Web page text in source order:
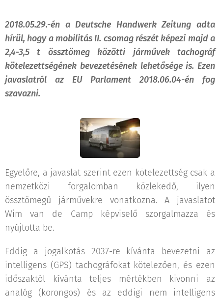
2018.05.29.-én a Deutsche Handwerk Zeitung adta
hírül, hogy a mobilitás II. csomag részét képezi majd a
2,4-3,5 t össztömeg közötti járművek tachográf
kötelezettségének bevezetésének lehetősége is. Ezen
javaslatról az EU Parlament 2018.06.04-én fog
szavazni.
Egyelőre, a javaslat szerint ezen kötelezettség csak a
nemzetközi forgalomban közlekedő, ilyen
össztömegű járművekre vonatkozna. A javaslatot
Wim van de Camp képviselő szorgalmazza és
nyújtotta be.
Eddig a jogalkotás 2037-re kívánta bevezetni az
intelligens (GPS) tachográfokat kötelezően, és ezen
időszaktól kívánta teljes mértékben kivonni az
analóg (korongos) és az eddigi nem intelligens